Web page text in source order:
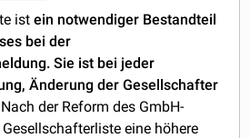
istein notwendiger Bestandteil
bei der
Sie ist bei jeder
Änderung der Gesellschafter
der Reform des GmbH-
eine höhere